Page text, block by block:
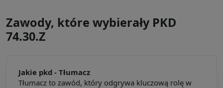
Zawody, które wybierały PKD
74.30.Z
Jakie pkd - Tłumacz
Tłumacz to zawód, który odgrywa kluczową rolę w